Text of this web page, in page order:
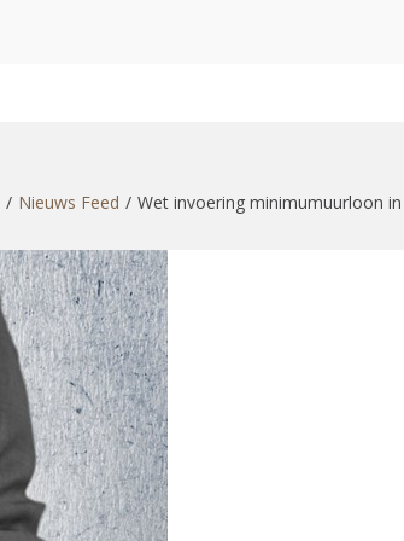
Nieuws Feed Wet invoering minimumuurloon